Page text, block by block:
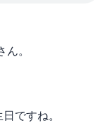
。
ですね。